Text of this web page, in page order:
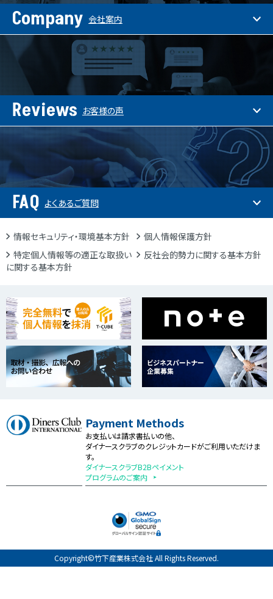
Company 会社案内
Reviews お客様の声
FAQ よくあるご質問
情報セキュリティ・環境基本方針
個人情報保護方針
特定個人情報等の適正な取扱い
に関する基本方針
反社会的勢力に関する基本方針
Payment Methods
お支払いは請求書払いの他、
ダイナースクラブのクレジットカードがご利用いただけま
す。
ダイナースクラブB2Bペイメント
プログラムのご案内
Copyright©竹下産業株式会社 All Rights Reserved.